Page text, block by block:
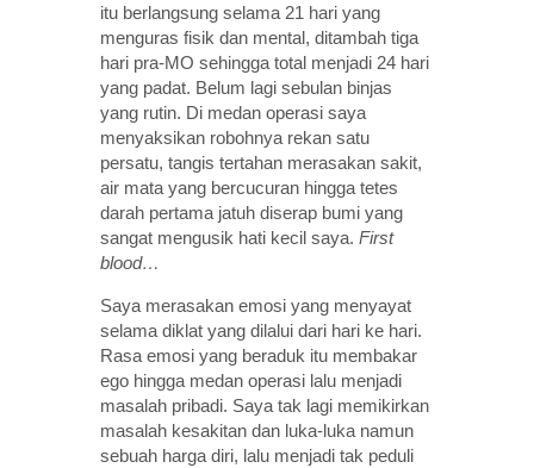
itu berlangsung selama 21 hari yang
menguras fisik dan mental, ditambah tiga
hari pra-MO sehingga total menjadi 24 hari
yang padat. Belum lagi sebulan binjas
yang rutin. Di medan operasi saya
menyaksikan robohnya rekan satu
persatu, tangis tertahan merasakan sakit,
air mata yang bercucuran hingga tetes
darah pertama jatuh diserap bumi yang
sangat mengusik hati kecil saya. First
blood…
Saya merasakan emosi yang menyayat
selama diklat yang dilalui dari hari ke hari.
Rasa emosi yang beraduk itu membakar
ego hingga medan operasi lalu menjadi
masalah pribadi. Saya tak lagi memikirkan
masalah kesakitan dan luka-luka namun
sebuah harga diri, lalu menjadi tak peduli